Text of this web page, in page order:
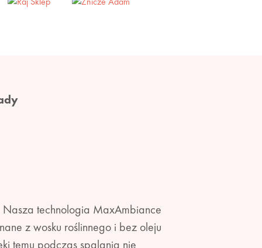
Nasza technologia MaxAmbiance
z wosku roślinnego i bez oleju
temu podczas spalania nie